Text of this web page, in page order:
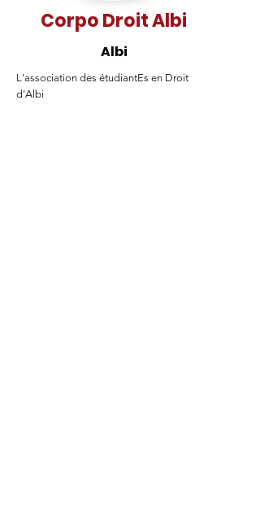
Corpo Droit Albi
Albi
L'association des étudiantEs en Droit
d'Albi